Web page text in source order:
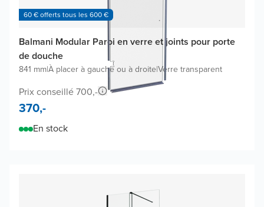
60 € offerts tous les 600 €
Balmani Modular Paroi en verre et joints pour porte
de douche
841 mm|À placer à gauche ou à droite|Verre transparent
Prix conseillé 700,-
370,-
En stock